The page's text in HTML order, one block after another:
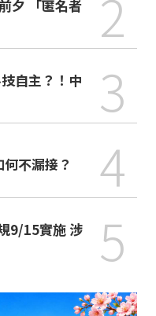
夕 「匿名者
2
3
不漏接？ 4
9/15實施 涉
5